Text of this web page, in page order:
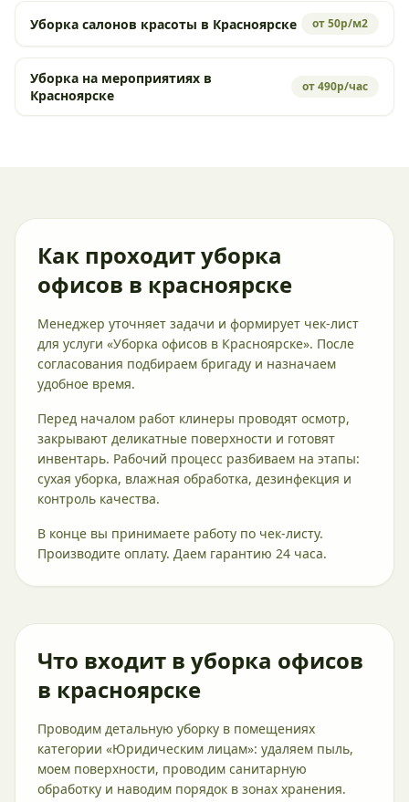
Уборка салонов красоты в Красноярске от 50р/м2
Уборка на мероприятиях в
Красноярске
от 490р/час
Как проходит уборка
офисов в красноярске
Менеджер уточняет задачи и формирует чек-лист
для услуги «Уборка офисов в Красноярске». После
согласования подбираем бригаду и назначаем
удобное время.
Перед началом работ клинеры проводят осмотр,
закрывают деликатные поверхности и готовят
инвентарь. Рабочий процесс разбиваем на этапы:
сухая уборка, влажная обработка, дезинфекция и
контроль качества.
В конце вы принимаете работу по чек-листу.
Производите оплату. Даем гарантию 24 часа.
Что входит в уборка офисов
в красноярске
Проводим детальную уборку в помещениях
категории «Юридическим лицам»: удаляем пыль,
моем поверхности, проводим санитарную
обработку и наводим порядок в зонах хранения.